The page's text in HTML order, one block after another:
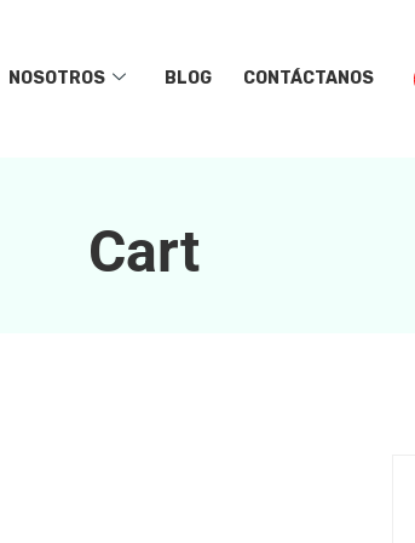
NOSOTROS BLOG CONTÁCTANOS
Cart